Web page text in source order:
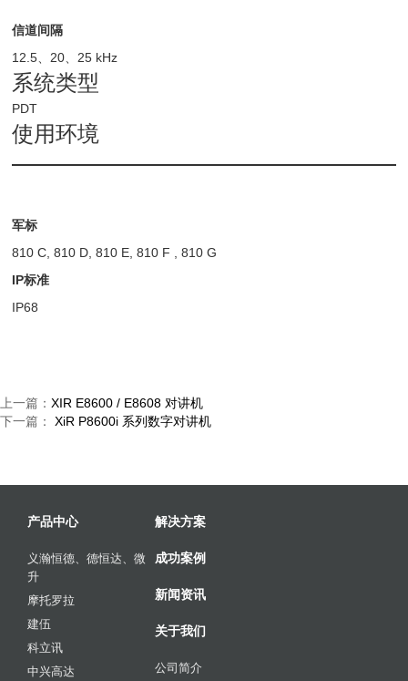
信道间隔
12.5、20、25 kHz
系统类型
PDT
使用环境
军标
810 C, 810 D, 810 E, 810 F , 810 G
IP标准
IP68
上一篇： XIR E8600 / E8608 对讲机
下一篇：
XiR P8600i 系列数字对讲机
产品中心
义瀚恒德、德恒达、微
升
摩托罗拉
建伍
科立讯
中兴高达
解决方案
成功案例
新闻资讯
关于我们
公司简介